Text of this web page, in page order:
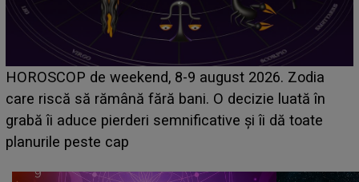
Emanuel a ținut ACEST DETALIU ASCUNS până
acum! În fața Alexandrei, concurentul din Casa Iubirii
face o MĂRTURISIRE NEAȘTEPTATĂ despre mama
sa: "I-am spus și ei în față, eu nu te iubesc pentru